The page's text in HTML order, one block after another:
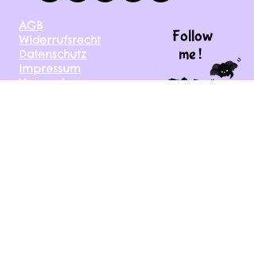
AGB
Widerrufsrecht
Datenschutz
Impressum
Versand
Follow
me !